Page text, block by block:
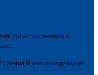
inviato un messaggio
Effettua il reset della password